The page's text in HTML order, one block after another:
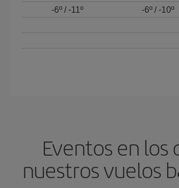
-6º/ -11º
-6º / -10º
Eventos en los
nuestros vuelos